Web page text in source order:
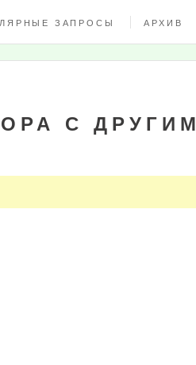
ЗАПРОСЫ АРХИВ
С ДРУГИМ